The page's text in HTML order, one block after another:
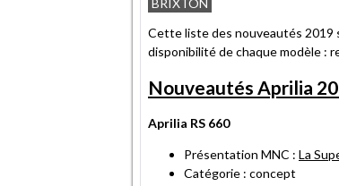
Cette liste des nouveautés 2019
disponibilité de chaque modèle :
Nouveautés Aprilia
Aprilia RS 660
Présentation MNC : La
Catégorie : concept